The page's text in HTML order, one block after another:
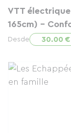
VTT
165cm) -
Desde 30.00